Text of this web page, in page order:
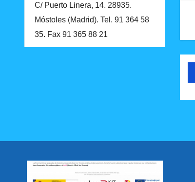
C/ Puerto Linera, 14. 28935.
Móstoles (Madrid). Tel. 91 364 58
35. Fax 91 365 88 21